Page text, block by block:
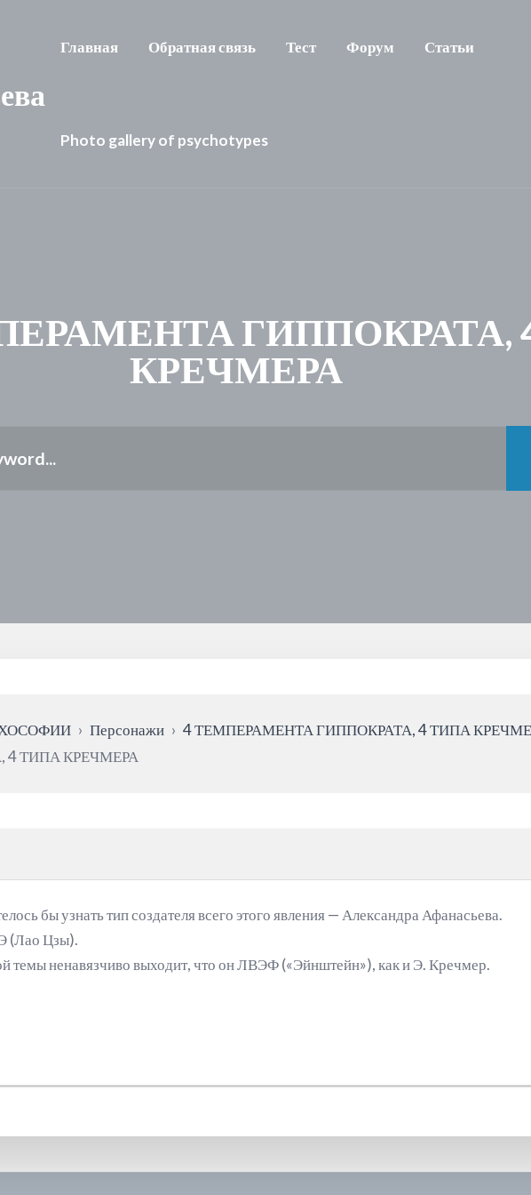
Главная Обратная связь Тест Форум Статьи
Photo gallery of psychotypes
ГИППОКРАТА,
КРЕЧМЕРА
› Персонажи › 4 ТЕМПЕРАМЕНТА ГИППОКРАТА, 4 ТИПА
ТИПА КРЕЧМЕРА
бы узнать тип создателя всего этого явления — Александра Афанасьева.
(Лао Цзы).
темы ненавязчиво выходит, что он ЛВЭФ («Эйнштейн»), как и Э. Кречмер.